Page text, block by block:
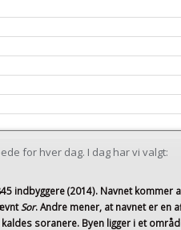
for hver dag. I dag har vi valgt:
indbyggere (2014). Navnet kommer
Sor. Andre mener, at navnet er en
soranere. Byen ligger i et